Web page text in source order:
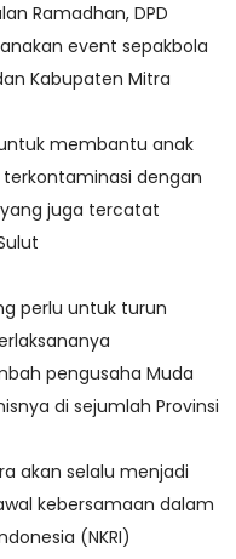
Ramadhan, DPD
event sepakbola
Kabupaten Mitra
membantu anak
dengan
juga tercatat
perlu untuk turun
pengusaha Muda
di sejumlah Provinsi
akan selalu menjadi
kebersamaan dalam
(NKRI)